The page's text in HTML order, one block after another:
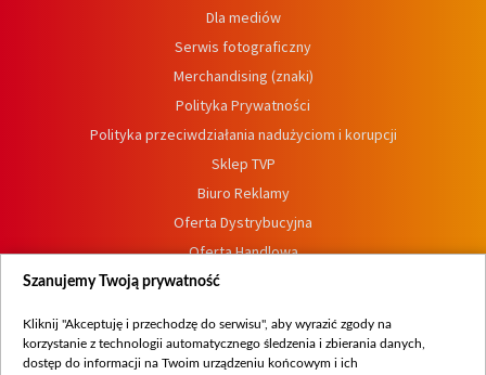
Dla mediów
Serwis fotograficzny
Merchandising (znaki)
Polityka Prywatności
Polityka przeciwdziałania nadużyciom i korupcji
Sklep TVP
Biuro Reklamy
Oferta Dystrybucyjna
Oferta Handlowa
Dostępność
Procedura zgłoszeń wewnętrznych
Szanujemy Twoją prywatność
Kliknij "Akceptuję i przechodzę do serwisu", aby wyrazić zgody na
korzystanie z technologii automatycznego śledzenia i zbierania danych,
dostęp do informacji na Twoim urządzeniu końcowym i ich